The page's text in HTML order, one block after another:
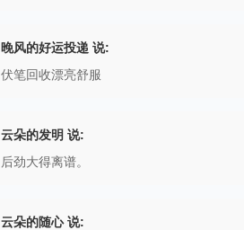
晚风的好运投递 说:
伏笔回收漂亮舒服
云朵的发明 说:
后劲大得离谱。
云朵的随心 说: